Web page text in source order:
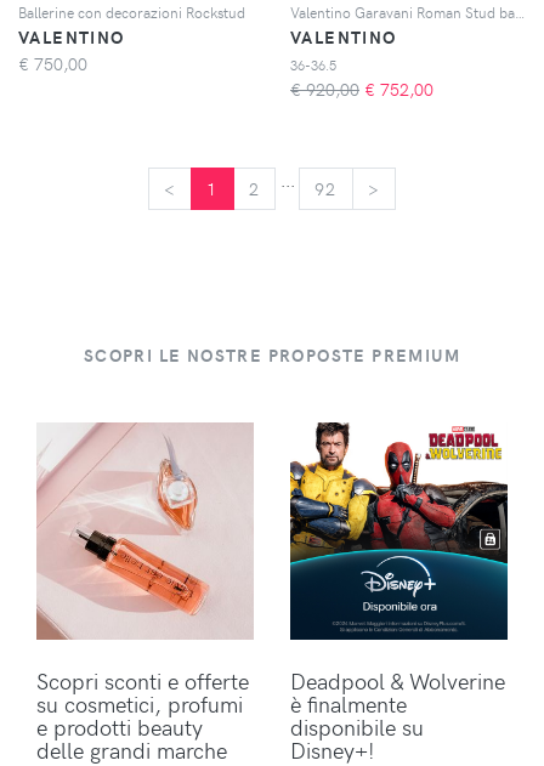
Ballerine con decorazioni Rockstud
VALENTINO
€ 750,00
VALENTINO
36-36.5
€ 920,00 € 752,00
< 1 2 92 >
SCOPRI LE NOSTRE PROPOSTE PREMIUM
Scopri sconti e offerte
su cosmetici, profumi
e prodotti beauty
delle grandi marche
Deadpool & Wolverine
è finalmente
disponibile su
Disney+!